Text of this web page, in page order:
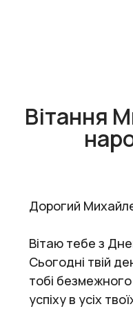
Вітання
Дорогий
Вітаю тебе з
Сьогодні твій
тобі
успіху в усіх